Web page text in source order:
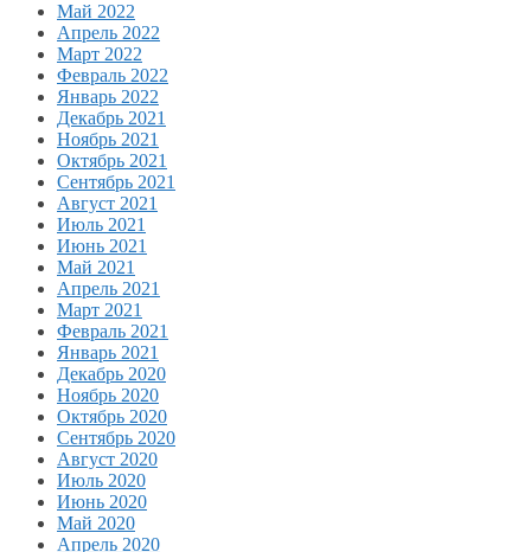
Май 2022
Апрель 2022
Март 2022
Февраль 2022
Январь 2022
Декабрь 2021
Ноябрь 2021
Октябрь 2021
Сентябрь 2021
Август 2021
Июль 2021
Июнь 2021
Май 2021
Апрель 2021
Март 2021
Февраль 2021
Январь 2021
Декабрь 2020
Ноябрь 2020
Октябрь 2020
Сентябрь 2020
Август 2020
Июль 2020
Июнь 2020
Май 2020
Апрель 2020